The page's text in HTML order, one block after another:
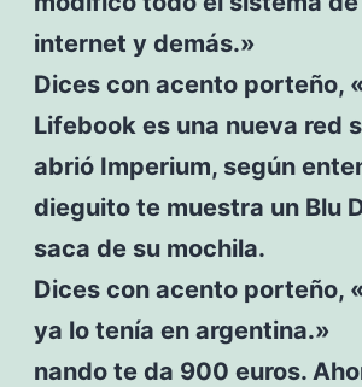
internet y demás.»
Dices con acento porteño,
Lifebook es una nueva red
abrió Imperium, según
dieguito te muestra un Blu
saca de su mochila.
Dices con acento porteño,
ya lo tenía en argentina.»
nando te da 900 euros.